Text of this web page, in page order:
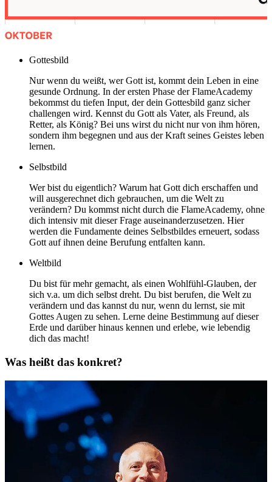
Gottes­bild
Nur wenn du weißt, wer Gott ist, kommt dein Leben in eine
gesunde Ordnung. In der ersten Phase der FlameAcademy
bekommst du tiefen Input, der dein Gottesbild ganz sicher
challengen wird. Kennst du Gott als Vater, als Freund, als
Retter, als König? Bei uns wirst du nicht nur von ihm hören,
sondern ihm begegnen und aus der Kraft seines Geistes leben
lernen.
Selbst­bild
Wer bist du eigentlich? Warum hat Gott dich erschaffen und
will ausgerechnet dich gebrauchen, um die Welt zu
verändern? Du kommst nicht durch die FlameAcademy, ohne
dich intensiv mit dieser Frage auseinanderzusetzen. Hier
werden die Fundamente deines Selbstbildes erneuert, sodass
Gott auf ihnen deine Berufung entfalten kann.
Welt­bild
Du bist für mehr gemacht, als einen Wohlfühl-Glauben, der
sich v.a. um dich selbst dreht. Du bist berufen, die Welt zu
verändern und das kannst du nur, wenn du lernst, sie mit
Gottes Augen zu sehen. Lerne deine Bestimmung auf dieser
Erde und darüber hinaus kennen und erlebe, wie lebendig
dich das macht!
Was heißt das konkret?